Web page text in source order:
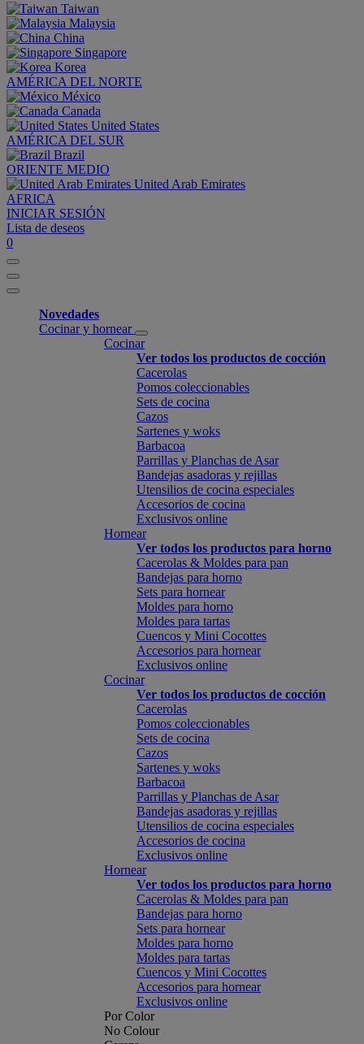
Taiwan
Malaysia
China
Singapore
Korea
AMÉRICA DEL NORTE
México
Canada
United States
AMÉRICA DEL SUR
Brazil
ORIENTE MEDIO
United Arab Emirates
AFRICA
INICIAR SESIÓN
Lista de deseos
0
Novedades
Cocinar y hornear
Cocinar
Ver todos los productos de cocción
Cacerolas
Pomos coleccionables
Sets de cocina
Cazos
Sartenes y woks
Barbacoa
Parrillas y Planchas de Asar
Bandejas asadoras y rejillas
Utensilios de cocina especiales
Accesorios de cocina
Exclusivos online
Hornear
Ver todos los productos para horno
Cacerolas & Moldes para pan
Bandejas para horno
Sets para hornear
Moldes para horno
Moldes para tartas
Cuencos y Mini Cocottes
Accesorios para hornear
Exclusivos online
Cocinar
Ver todos los productos de cocción
Cacerolas
Pomos coleccionables
Sets de cocina
Cazos
Sartenes y woks
Barbacoa
Parrillas y Planchas de Asar
Bandejas asadoras y rejillas
Utensilios de cocina especiales
Accesorios de cocina
Exclusivos online
Hornear
Ver todos los productos para horno
Cacerolas & Moldes para pan
Bandejas para horno
Sets para hornear
Moldes para horno
Moldes para tartas
Cuencos y Mini Cocottes
Accesorios para hornear
Exclusivos online
Por Color
No Colour